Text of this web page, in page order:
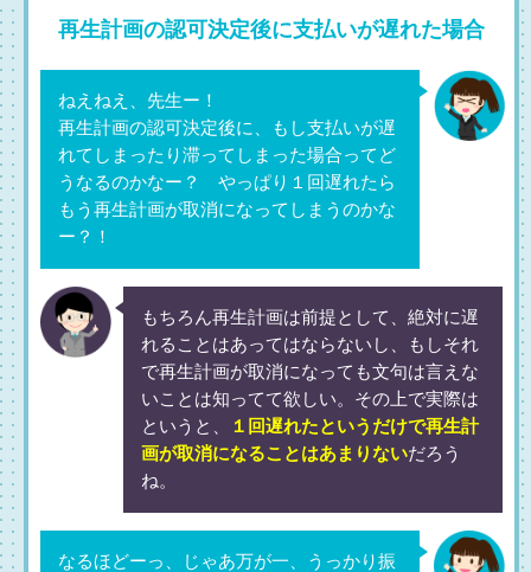
再生計画の認可決定後に支払いが遅れた場合
ねえねえ、先生ー！
再生計画の認可決定後に、もし支払いが遅
れてしまったり滞ってしまった場合ってど
うなるのかなー？ やっぱり１回遅れたら
もう再生計画が取消になってしまうのかな
ー？！
もちろん再生計画は前提として、絶対に遅
れることはあってはならないし、もしそれ
で再生計画が取消になっても文句は言えな
いことは知ってて欲しい。その上で実際は
というと、
１回遅れたというだけで再生計
画が取消になることはあまりないだろう
ね。
なるほどーっ、じゃあ万が一、うっかり振